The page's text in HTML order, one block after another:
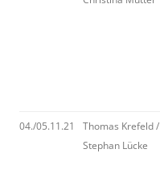
04./05.11.21
Thomas Krefeld /
Stephan Lücke